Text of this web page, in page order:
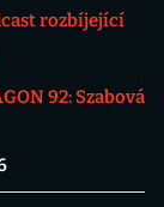
rozbíjející
92: Szabová